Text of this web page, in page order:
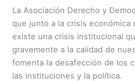
La Asociación Derecho y
que junto a la crisis económica
existe una crisis institucional
gravemente a la calidad de
fomenta la desafección de los
las instituciones y la política.